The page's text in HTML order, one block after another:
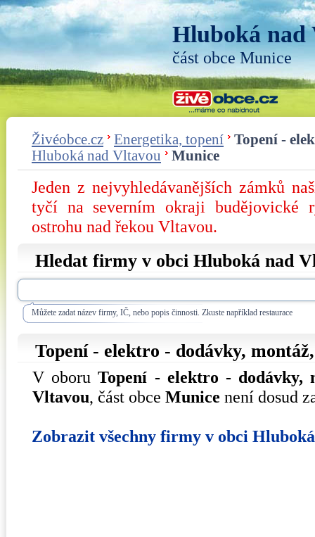
Hluboká nad
část obce Munice
Živéobce.cz Energetika, topení
Topení -
Hluboká nad Vltavou
Munice
Jeden z nejvyhledávanějších zámků
tyčí na severním okraji budějovické
ostrohu nad řekou Vltavou.
Hledat firmy v obci Hluboká nad
Můžete zadat název firmy, IČ, nebo popis činnosti. Zkuste například restaurace
Topení - elektro - dodávky,
V oboruTopení - elektro - dodávky,
Vltavou, část obce Munice není dosud
Zobrazit všechny firmy v obci